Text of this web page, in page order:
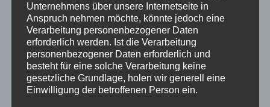
Dieses
Produkt
weist
mehrere
Varianten
auf.
Unternehmens über unsere Internetseite in
Anspruch nehmen möchte, könnte jedoch eine
Verarbeitung personenbezogener Daten
erforderlich werden. Ist die Verarbeitung
personenbezogener Daten erforderlich und
besteht für eine solche Verarbeitung keine
gesetzliche Grundlage, holen wir generell eine
Einwilligung der betroffenen Person ein.